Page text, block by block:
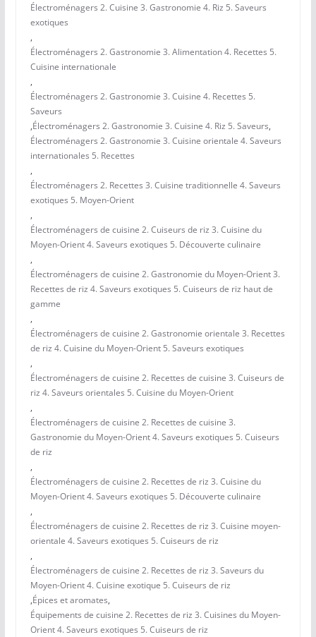
Électroménagers 2. Cuisine 3. Gastronomie 4. Riz 5. Saveurs
exotiques
,
Électroménagers 2. Gastronomie 3. Alimentation 4. Recettes 5.
Cuisine internationale
,
Électroménagers 2. Gastronomie 3. Cuisine 4. Recettes 5.
Saveurs
,Électroménagers 2. Gastronomie 3. Cuisine 4. Riz 5. Saveurs,
Électroménagers 2. Gastronomie 3. Cuisine orientale 4. Saveurs
internationales 5. Recettes
,
Électroménagers 2. Recettes 3. Cuisine traditionnelle 4. Saveurs
exotiques 5. Moyen-Orient
,
Électroménagers de cuisine 2. Cuiseurs de riz 3. Cuisine du
Moyen-Orient 4. Saveurs exotiques 5. Découverte culinaire
,
Électroménagers de cuisine 2. Gastronomie du Moyen-Orient 3.
Recettes de riz 4. Saveurs exotiques 5. Cuiseurs de riz haut de
gamme
,
Électroménagers de cuisine 2. Gastronomie orientale 3. Recettes
de riz 4. Cuisine du Moyen-Orient 5. Saveurs exotiques
,
Électroménagers de cuisine 2. Recettes de cuisine 3. Cuiseurs de
riz 4. Saveurs orientales 5. Cuisine du Moyen-Orient
,
Électroménagers de cuisine 2. Recettes de cuisine 3.
Gastronomie du Moyen-Orient 4. Saveurs exotiques 5. Cuiseurs
de riz
,
Électroménagers de cuisine 2. Recettes de riz 3. Cuisine du
Moyen-Orient 4. Saveurs exotiques 5. Découverte culinaire
,
Électroménagers de cuisine 2. Recettes de riz 3. Cuisine moyen-
orientale 4. Saveurs exotiques 5. Cuiseurs de riz
,
Électroménagers de cuisine 2. Recettes de riz 3. Saveurs du
Moyen-Orient 4. Cuisine exotique 5. Cuiseurs de riz
,Épices et aromates,
Équipements de cuisine 2. Recettes de riz 3. Cuisines du Moyen-
Orient 4. Saveurs exotiques 5. Cuiseurs de riz